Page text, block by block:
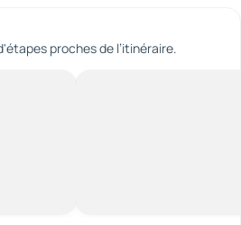
proches de l’itinéraire.